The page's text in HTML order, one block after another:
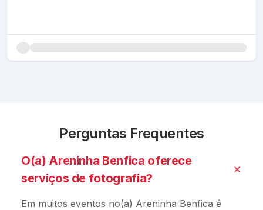
Perguntas Frequentes
O(a) Areninha Benfica oferece
serviços de fotografia?
Em muitos eventos no(a) Areninha Benfica é